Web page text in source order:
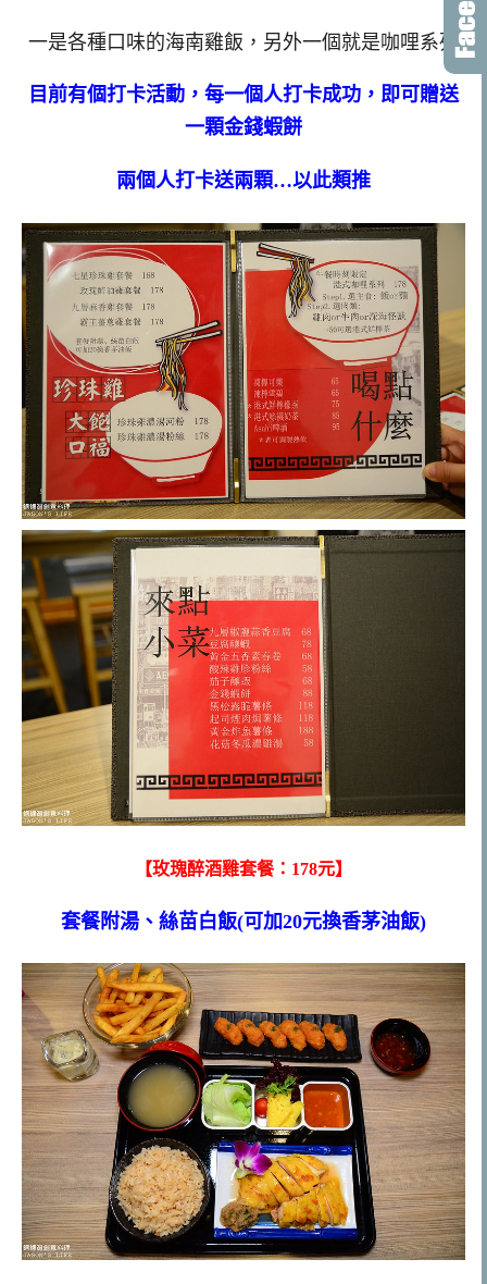
一是各種口味的海南雞飯，另外一個就是咖哩系列
目前有個打卡活動，每一個人打卡成功，即可贈送
一顆金錢蝦餅
兩個人打卡送兩顆…以此類推
【玫瑰醉酒雞套餐：178元】
套餐附湯、絲苗白飯(可加20元換香茅油飯)